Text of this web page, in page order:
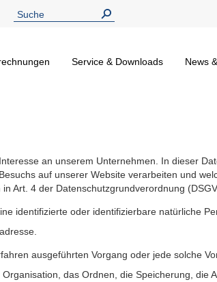
Service & Downloads News
an unserem Unternehmen. In dieser
auf unserer Website verarbeiten und
Art. 4 der Datenschutzgrundverordnung
identifizierte oder identifizierbare natürliche
ausgeführten Vorgang oder jede solche
das Ordnen, die Speicherung, die